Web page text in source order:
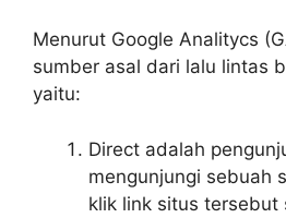
Menurut Google Analitycs
sumber asal dari lalu lintas
yaitu:
Direct adalah
mengunjungi sebuah
klik link situs tersebut